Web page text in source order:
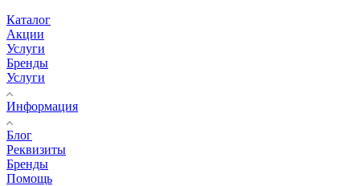
Каталог
Акции
Услуги
Бренды
Услуги
Информация
Блог
Реквизиты
Бренды
Помощь